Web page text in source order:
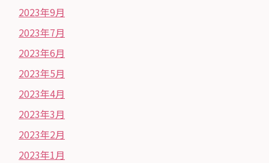
2023年9月
2023年7月
2023年6月
2023年5月
2023年4月
2023年3月
2023年2月
2023年1月